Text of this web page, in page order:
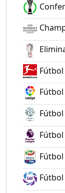
Fútbol